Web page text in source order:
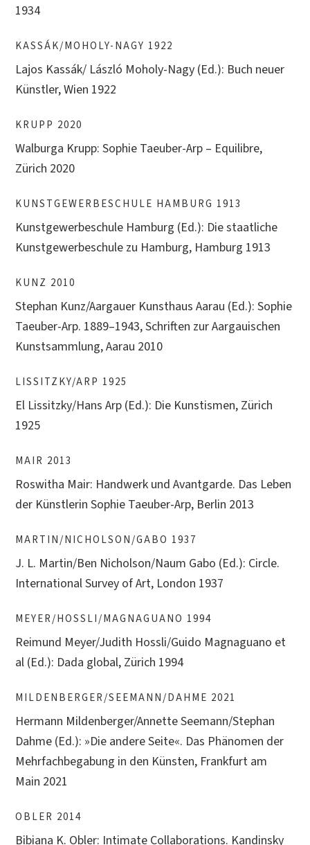
1934
KASSÁK/MOHOLY-NAGY 1922
Lajos Kassák/ László Moholy-Nagy (Ed.): Buch neuer
Künstler, Wien 1922
KRUPP 2020
Walburga Krupp: Sophie Taeuber-Arp – Equilibre,
Zürich 2020
KUNSTGEWERBESCHULE HAMBURG 1913
Kunstgewerbeschule Hamburg (Ed.): Die staatliche
Kunstgewerbeschule zu Hamburg, Hamburg 1913
KUNZ 2010
Stephan Kunz/Aargauer Kunsthaus Aarau (Ed.): Sophie
Taeuber-Arp. 1889–1943, Schriften zur Aargauischen
Kunstsammlung, Aarau 2010
LISSITZKY/ARP 1925
El Lissitzky/Hans Arp (Ed.): Die Kunstismen, Zürich
1925
MAIR 2013
Roswitha Mair: Handwerk und Avantgarde. Das Leben
der Künstlerin Sophie Taeuber-Arp, Berlin 2013
MARTIN/NICHOLSON/GABO 1937
J. L. Martin/Ben Nicholson/Naum Gabo (Ed.): Circle.
International Survey of Art, London 1937
MEYER/HOSSLI/MAGNAGUANO 1994
Reimund Meyer/Judith Hossli/Guido Magnaguano et
al (Ed.): Dada global, Zürich 1994
MILDENBERGER/SEEMANN/DAHME 2021
Hermann Mildenberger/Annette Seemann/Stephan
Dahme (Ed.): »Die andere Seite«. Das Phänomen der
Mehrfachbegabung in den Künsten, Frankfurt am
Main 2021
OBLER 2014
Bibiana K. Obler: Intimate Collaborations. Kandinsky